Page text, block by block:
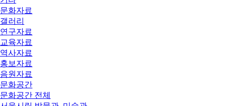
문화자료
갤러리
연구자료
교육자료
역사자료
홍보자료
음원자료
문화공간
문화공간 전체